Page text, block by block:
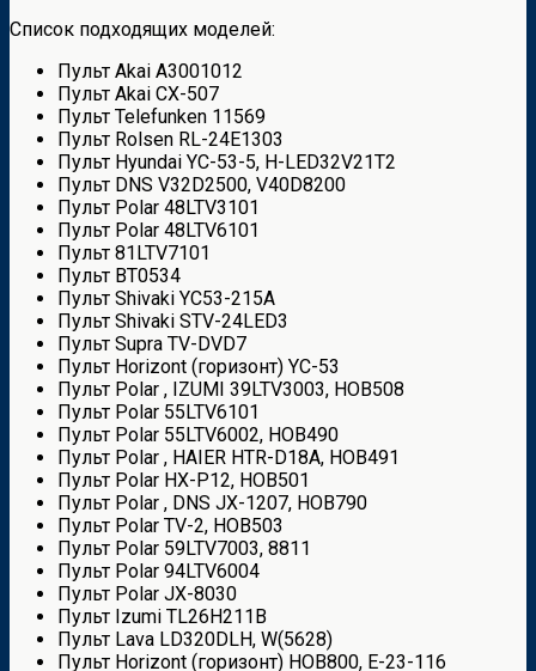
Список подходящих моделей:
Пульт Akai A3001012
Пульт Akai CX-507
Пульт Telefunken 11569
Пульт Rolsen RL-24E1303
Пульт Hyundai YC-53-5, H-LED32V21T2
Пульт DNS V32D2500, V40D8200
Пульт Polar 48LTV3101
Пульт Polar 48LTV6101
Пульт 81LTV7101
Пульт BT0534
Пульт Shivaki YC53-215A
Пульт Shivaki STV-24LED3
Пульт Supra TV-DVD7
Пульт Horizont (горизонт) YC-53
Пульт Polar , IZUMI 39LTV3003, HOB508
Пульт Polar 55LTV6101
Пульт Polar 55LTV6002, HOB490
Пульт Polar , HAIER HTR-D18A, HOB491
Пульт Polar HX-P12, HOB501
Пульт Polar , DNS JX-1207, HOB790
Пульт Polar TV-2, HOB503
Пульт Polar 59LTV7003, 8811
Пульт Polar 94LTV6004
Пульт Polar JX-8030
Пульт Izumi TL26H211B
Пульт Lava LD320DLH, W(5628)
Пульт Horizont (горизонт) HOB800, E-23-116